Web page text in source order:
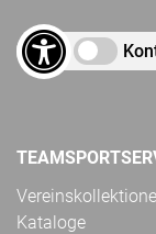
Kataloge